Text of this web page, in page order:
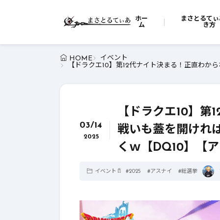
ホー
ム
まさとるて
き方
HOME
イベント
【ドラクエ10】第12代ナイト決まる！正直わ
03/14
2025
【ドラクエ10】
戦いも蓋を開けれ
くｗ【DQ10】【
イベント #2025 #アスナイ #総選挙